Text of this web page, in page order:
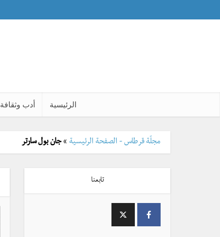
الرئيسية أدب وثقافة
مجلّة قرطاس - الصفحة الرئيسية »جان بول سارتر
تابعنا